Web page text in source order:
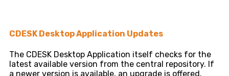
CDESK Desktop Application Updates
The CDESK Desktop Application itself checks for the
latest available version from the central repository. If
a newer version is available, an upgrade is offered.